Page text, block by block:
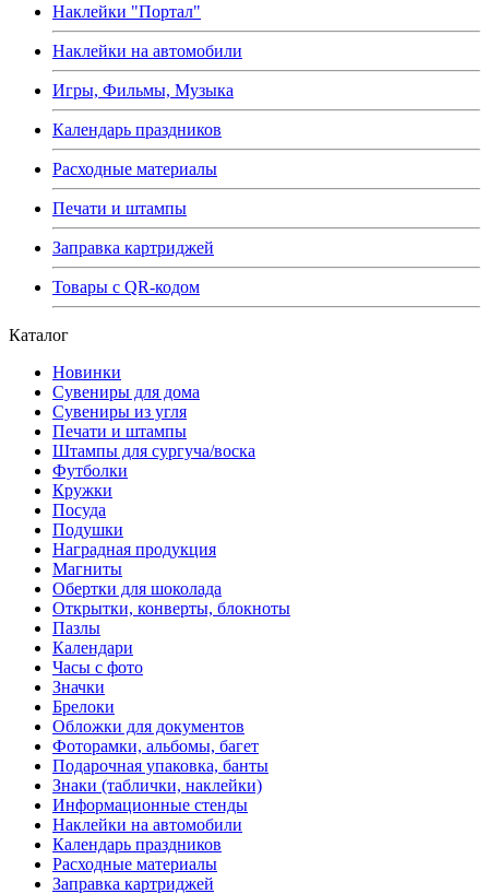
Наклейки "Портал"
Наклейки на автомобили
Игры, Фильмы, Музыка
Календарь праздников
Расходные материалы
Печати и штампы
Заправка картриджей
Товары с QR-кодом
Каталог
Новинки
Сувениры для дома
Сувениры из угля
Печати и штампы
Штампы для сургуча/воска
Футболки
Кружки
Посуда
Подушки
Наградная продукция
Магниты
Обертки для шоколада
Открытки, конверты, блокноты
Пазлы
Календари
Часы с фото
Значки
Брелоки
Обложки для документов
Фоторамки, альбомы, багет
Подарочная упаковка, банты
Знаки (таблички, наклейки)
Информационные стенды
Наклейки на автомобили
Календарь праздников
Расходные материалы
Заправка картриджей